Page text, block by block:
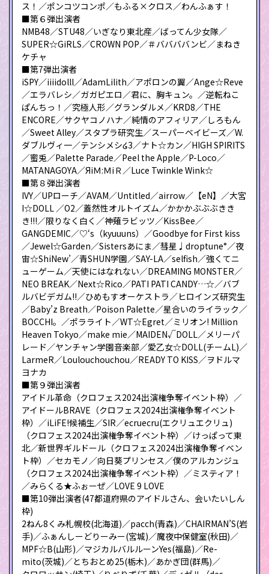
ス！／ポンコツコンポ／もふる×クロス／わんふぁす！
■第６弾出演者
NMB48／STU48／いぎなり東北産／ばってん少女隊／
SUPER☆GiRLS／CROWN POP／＃ババババンビ／まねき
ケチャ
■第7弾出演者
iSPY／iiiidolll／AdamLilith／アポロンの翼／Ange☆Reve
／エラバレシ／ガガピエロ／君に、胸キュン。／逆転ねこ
ぱんちっ！／究極人形／グランダルメ／KRD8／THE
ENCORE／サクヤコノハナ／純情のアフィリア／しろもん
／Sweet Alley／スタプラ研究生／スーパーベイビーズ／W.
ダブルヴィ一／テンシメシ໒3／ナト☆カン／HIGH SPIRITS
／蜜兎／Palette Parade／Peel the Apple／P-Loco／
MATANAGOYA／ЯiＭ:ＭiＲ／Luce Twinkle Wink☆
■第８弾出演者
IVY／UPローチ／AVAM／Untitled／airrow／【eN】／大宮
I☆DOLL ／O2／蓋然性オルトイズム／かかかぶぶぶきき
き!!!／限りなく白く／神薙ラビッツ／KissBee／
GANGDEMIC／♡‘s（kyuuuns）／Goodbye for First kiss
／Jewel☆Garden／Sistersあにま／彗星♩droptune°／夜
宙☆ShiNew’／青SHUN学園／SAY-LA／selfish／強くてニ
ューゲーム／天使にはなれない／DREAMING MONSTER／
NEO BREAK／Next☆Rico／PATI PATI CANDY…☆／バブ
ルバビデガム!!／ひめもすオーケストラ／ヒロインズ研究生
／Baby’z Breath／Poison Palette／星合いのライラック／
BOCCHI。／ポラライト／WT☆Egret／ミリオン! Million
Heaven Tokyo／make mie／MAIDEN√DOLL／メリーパ
レード／ヤンチャン学園音楽部／愛乙女☆DOLL(チームL)／
LarmeR／Loulouchouchou／READY TO KISS／ヲドルマ
ヨナカ
■第９弾出演者
アイドル革命（クロフェス2024出演権争奪イベント枠）／
アイドールBRAVE（クロフェス2024出演権争奪イベント
枠）／iLiFE!候補生／SIR／ecruecru(エクリュエクリュ)
（クロフェス2024出演権争奪イベント枠）／けっぱって東
北／新世界ギルドール（クロフェス2024出演権争奪イベン
ト枠）／セカモノ／向日葵プリンセス／僕のアルカンジュ
（クロフェス2024出演権争奪イベント枠）／ミスティア！
／みらくる★ふぉーぜ／LOVE 9 LOVE
■第10弾出演者(47都道府県のアイドルさん、会いたいしん
枠)
2ねん8くみ札幌校(北海道)／pacch(青森)／CHAIRMAN’S(岩
手)／ふぁんしーどりーみー(宮城)／魔夜中保健室(秋田)／
MPF☆B(山形)／マジカルバルルーンYes(福島)／Re-
mito(茨城)／とちおとめ25(栃木)／あかぎ団(群馬)／